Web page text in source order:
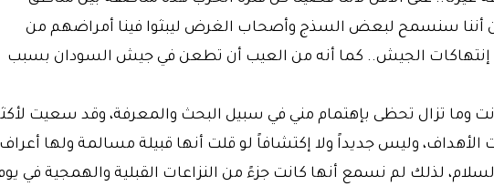
أننا سنسمح لبعض السذج وأصحاب الغرض ليبثوا فينا أمراضهم من
إنتهاكات الجيش.. كما أنه من العيب أن تطعن في جيش السودان بسبب
وما تزال تحظى بإهتمام مني في سبيل البحث والمعرفة، وقد سعيت
الأهداف، وليس جديداً ولا إكتشافاً لو قلت أنها قبيلة مسالمة ولها أعراف
لذلك لم نسمع أنها كانت جزءً من النزاعات القبلية والهمجية في